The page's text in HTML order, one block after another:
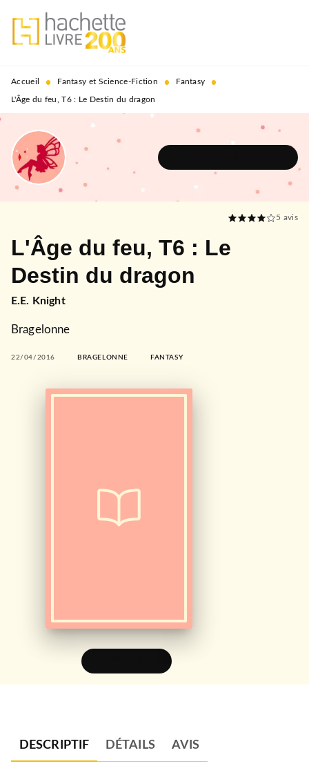
MENU RECHERCHE
PIED DE PAGE
Accueil • Fantasy et Science-Fiction • Fantasy •
L'Âge du feu, T6 : Le Destin du dragon
5 avis
L'Âge du feu, T6 : Le
Destin du dragon
E.E. Knight
Bragelonne
22/04/2016 BRAGELONNE FANTASY
DESCRIPTIF DÉTAILS AVIS